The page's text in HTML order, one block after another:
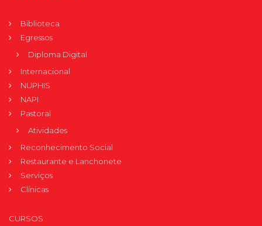
Biblioteca
Egressos
Diploma Digital
Internacional
NUPHIS
NAPI
Pastoral
Atividades
Reconhecimento Social
Restaurante e Lanchonete
Serviços
Clínicas
CURSOS